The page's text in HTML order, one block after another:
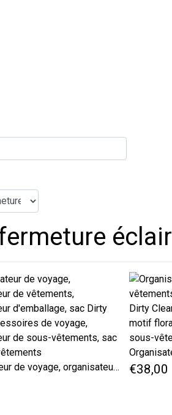
éclair
Organisateur de voyage, organisateur de vêtements, organisateur d'emballage, sac Dirty Clean, accessoires de voyage, organisateur de sous-vêtements, sac de sous-vêtements €38,00